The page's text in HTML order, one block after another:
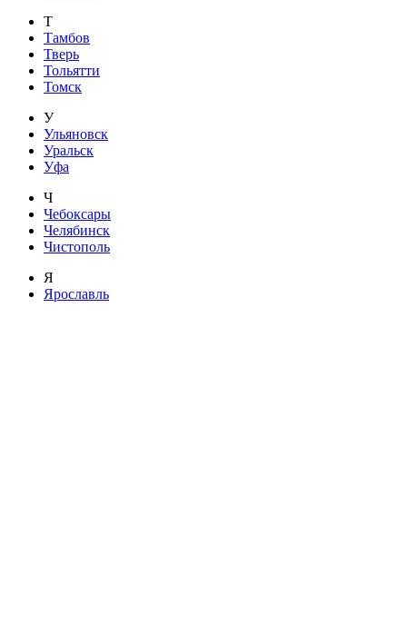
Т
Тамбов
Тверь
Тольятти
Томск
У
Ульяновск
Уральск
Уфа
Ч
Чебоксары
Челябинск
Чистополь
Я
Ярославль